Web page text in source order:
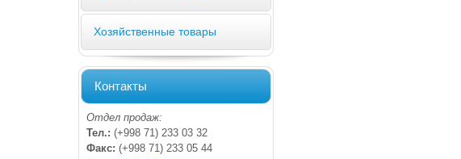
Хозяйственные товары
Контакты
Отдел продаж:
Тел.: (+998 71) 233 03 32
Факс: (+998 71) 233 05 44